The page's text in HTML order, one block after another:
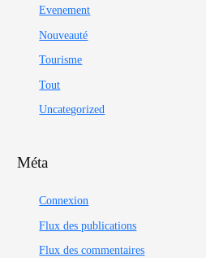
Evenement
Nouveauté
Tourisme
Tout
Uncategorized
Méta
Connexion
Flux des publications
Flux des commentaires